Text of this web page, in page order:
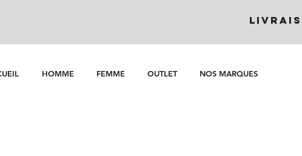
HOMME FEMME OUTLET NOS MARQUES